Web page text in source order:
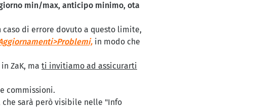
min/max, anticipo minimo, ota
caso di errore dovuto a questo limite,
in modo che
ZaK, ma ti invitiamo ad assicurarti
commissioni.
sarà però visibile nelle "Info